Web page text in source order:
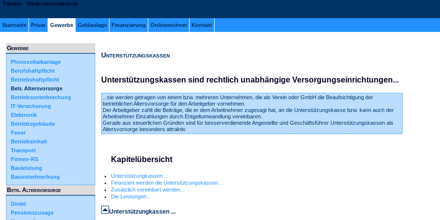
Terzidis - Versicherungsmakler
Startseite Privat Gewerbe Geldanlage Finanzierung Onlinerechner Kontakt
Gewerbe
Photovoltaikanlage
Berufshaftpflicht
Betriebshaftpflicht
Betr. Altersvorsorge
Betriebsunterbrechung
IT-Versicherung
Elektronik
Betriebsgebäude
Feuer
Betriebsinhalt
Transport
Firmen-RS
Bauleistung
Bauunterbrechung
Betr. Altersvorsorge
Direkt
Pensionszusage
Unterstützungskassen
Unterstützungskassen sind rechtlich unabhängige Versorgungseinrichtungen...
...sie werden getragen von einem bzw. mehreren Unternehmen, die als Verein oder GmbH die Beaufsichtigung der
betrieblichen Altersvorsorge für den Arbeitgeber vornehmen.
Der Arbeitgeber zahlt die Beiträge, die er dem Arbeitnehmer zugesagt hat, an die Unterstützungskasse bzw. kann auch der
Arbeitnehmer Einzahlungen durch Entgeltumwandlung vereinbaren.
Gerade aus steuerlichen Gründen sind für besserverdienende Angestellte und Geschäftsführer Unterstützungskassen als
Altersvorsorge besonders attraktiv.
Kapitelübersicht
Unterstützungkassen ...
Finanziert werden die Unterstützungskassen...
Zusätzlich vereinbart werden...
Die Leistungen...
Unterstützungkassen ...